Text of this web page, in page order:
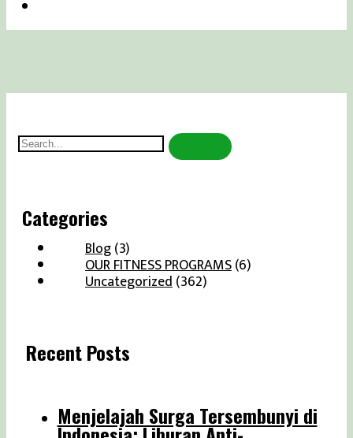
Categories
Blog(3)
OUR FITNESS PROGRAMS(6)
Uncategorized(362)
Search
for:
Recent Posts
Menjelajah Surga Tersembunyi di